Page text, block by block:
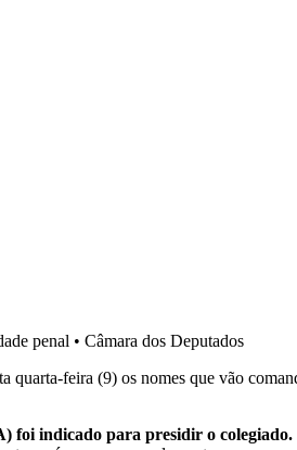
penal • Câmara dos Deputados
quarta-feira (9) os nomes que vão
foi indicado para presidir o